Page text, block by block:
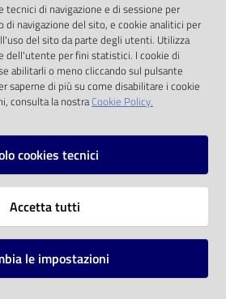
dalla direttiva
CE e dal d.lgs. 36/2006
di navigazione e di sessione per
di navigazione del sito, e cookie analitici per
del sito da parte degli utenti. Utilizza
dell'utente per fini statistici. I cookie di
abilitarli o meno cliccando sul pulsante
saperne di più su come disabilitare i cookie
consulta la nostraCookie Policy.
cookies tecnici
Accetta tutti
le impostazioni